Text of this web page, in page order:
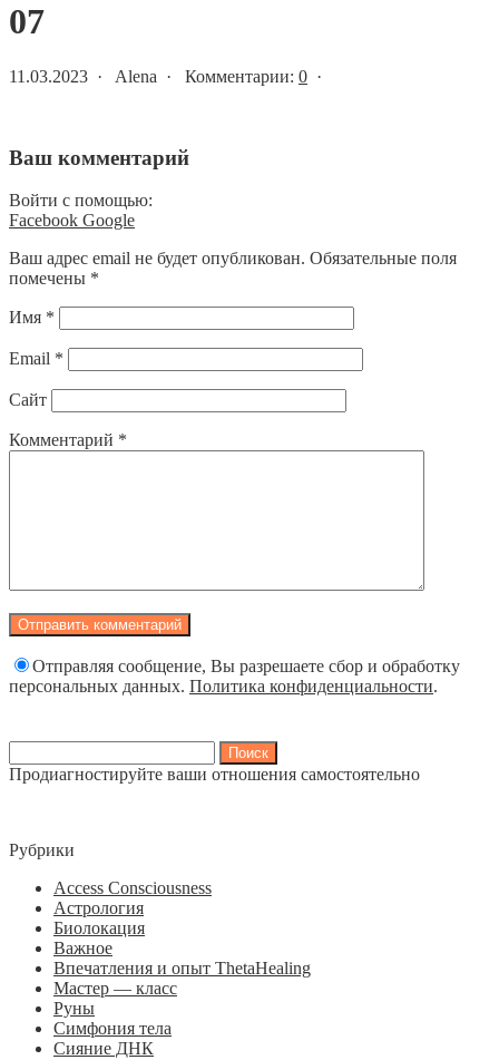
07
11.03.2023 · Alena · Комментарии: 0 ·
Ваш комментарий
Войти с помощью:
Facebook Google
Ваш адрес email не будет опубликован. Обязательные поля
помечены *
Имя *
Email *
Сайт
Комментарий *
Отправляя сообщение, Вы разрешаете сбор и обработку
персональных данных. Политика конфиденциальности.
Продиагностируйте ваши отношения самостоятельно
Рубрики
Access Consciousness
Астрология
Биолокация
Важное
Впечатления и опыт ThetaHealing
Мастер — класс
Руны
Симфония тела
Сияние ДНК